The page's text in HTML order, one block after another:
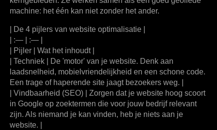
machine: het één kan niet zonder het ander.
| De 4 pijlers van website optimalisatie |
| :— | :— |
Pijler Wat het inhoudt|
Techniek | De 'motor' van je website. Denk aan
laadsnelheid, mobielvriendelijkheid en een schone code.
Een trage of haperende site jaagt bezoekers weg. |
Vindbaarheid (SEO) | Zorgen dat je website hoog scoort
in Google op zoektermen die voor jouw bedrijf relevant
zijn. Als niemand je kan vinden, heb je niets aan je
website. |